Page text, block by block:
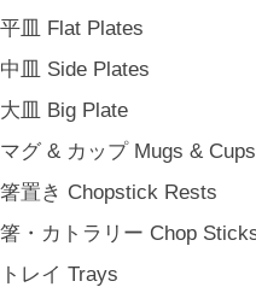
平皿 Flat Plates
中皿 Side Plates
大皿 Big Plate
マグ & カップ Mugs & Cups
箸置き Chopstick Rests
箸・カトラリー Chop
トレイ Trays
パーティー Party
《台所》Kitchen